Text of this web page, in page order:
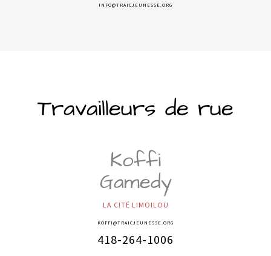
INFO@TRAICJEUNESSE.ORG
Travailleurs de rue
Koffi
Gamedy
LA CITÉ LIMOILOU
KOFFI@TRAICJEUNESSE.ORG
418-264-1006